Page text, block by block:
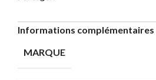
Informations complémentaires
MARQUE